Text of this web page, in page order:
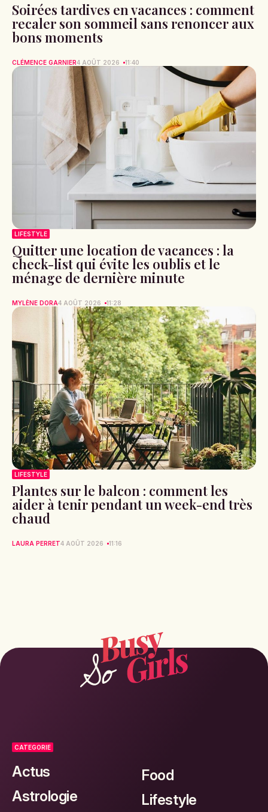
Soirées tardives en vacances : comment
recaler son sommeil sans renoncer aux
bons moments
CLÉMENCE GARNIER4 AOÛT 2026 11:40
LIFESTYLE
Quitter une location de vacances : la
check-list qui évite les oublis et le
ménage de dernière minute
MYLÈNE DORA4 AOÛT 2026 11:28
LIFESTYLE
Plantes sur le balcon : comment les
aider à tenir pendant un week-end très
chaud
LAURA PERRET4 AOÛT 2026 11:16
CATEGORIE
Actus
Astrologie
Food
Lifestyle